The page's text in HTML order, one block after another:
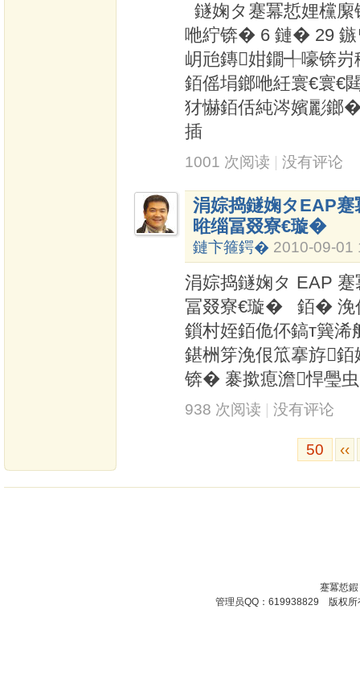
鐩婅タ蹇冪悊娌欓
咃紵锛� 6 鏈� 29 鏃
岄兘鏄姏鐗╃嚎锛岃
銆傜埍鎯咃紝寰€寰€
犲懗銆佸純涔嬪彲鎯
插
1001 次阅读 没有评论
涓婃捣鐩婅タEAP
暀缁冨叕寮€璇�
鏈卞箍鍔� 2010-09-01
涓婃捣鐩婅タ EAP
冨叕寮€璇� 銆� 浼
鎻村姪銆佹伓鎬т簨
鍖栦笌浼佷笟搴斿
锛� 褰撳瘜澹悍璺虫
938 次阅读 没有评论
50 ‹‹
蹇冪悊
管理员QQ：619938829 版权